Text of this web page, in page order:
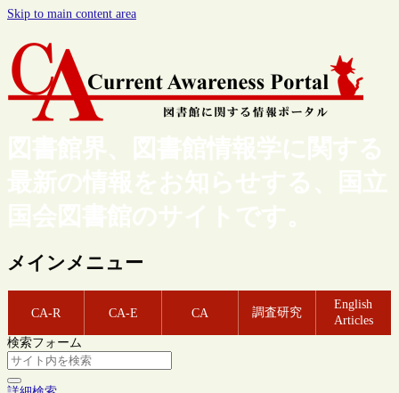
Skip to main content area
図書館界、図書館情報学に関する
最新の情報をお知らせする、国立
国会図書館のサイトです。
メインメニュー
CA-R CA-E CA 調査研究
English
Articles
検索フォーム